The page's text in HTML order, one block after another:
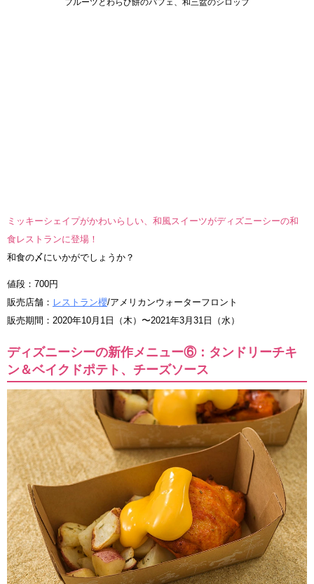
フルーツとわらび餅のパフェ、和三盆のシロップ
ミッキーシェイプがかわいらしい、和風スイーツがディズニーシーの和
食レストランに登場！
和食の〆にいかがでしょうか？
値段：700円
販売店舗： レストラン櫻/アメリカンウォーターフロント
販売期間：2020年10月1日（木）〜2021年3月31日（水）
ディズニーシーの新作メニュー⑥：タンドリーチキ
ン＆ベイクドポテト、チーズソース